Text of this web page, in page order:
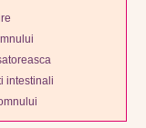
intestinali